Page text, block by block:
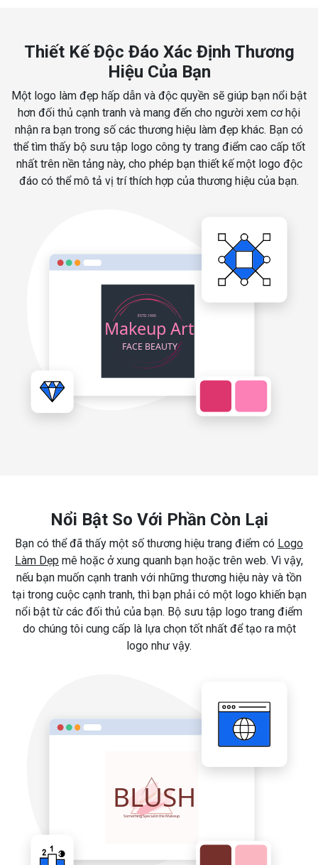
Thiết Kế Độc Đáo Xác Định Thương
Hiệu Của Bạn
Một logo làm đẹp hấp dẫn và độc quyền sẽ giúp bạn nổi bật
hơn đối thủ cạnh tranh và mang đến cho người xem cơ hội
nhận ra bạn trong số các thương hiệu làm đẹp khác. Bạn có
thể tìm thấy bộ sưu tập logo công ty trang điểm cao cấp tốt
nhất trên nền tảng này, cho phép bạn thiết kế một logo độc
đáo có thể mô tả vị trí thích hợp của thương hiệu của bạn.
Nổi Bật So Với Phần Còn Lại
Bạn có thể đã thấy một số thương hiệu trang điểm có Logo
Làm Dẹp mê hoặc ở xung quanh bạn hoặc trên web. Vì vậy,
nếu bạn muốn cạnh tranh với những thương hiệu này và tồn
tại trong cuộc cạnh tranh, thì bạn phải có một logo khiến bạn
nổi bật từ các đối thủ của bạn. Bộ sưu tập logo trang điểm
do chúng tôi cung cấp là lựa chọn tốt nhất để tạo ra một
logo như vậy.